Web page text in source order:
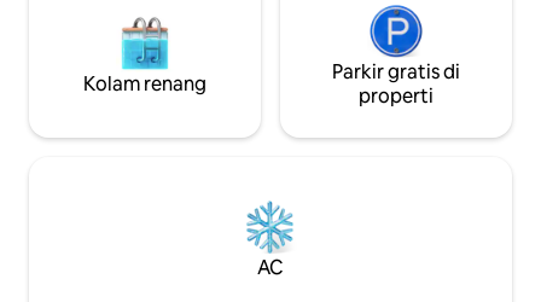
Kolam renang
Parkir gratis di
properti
AC